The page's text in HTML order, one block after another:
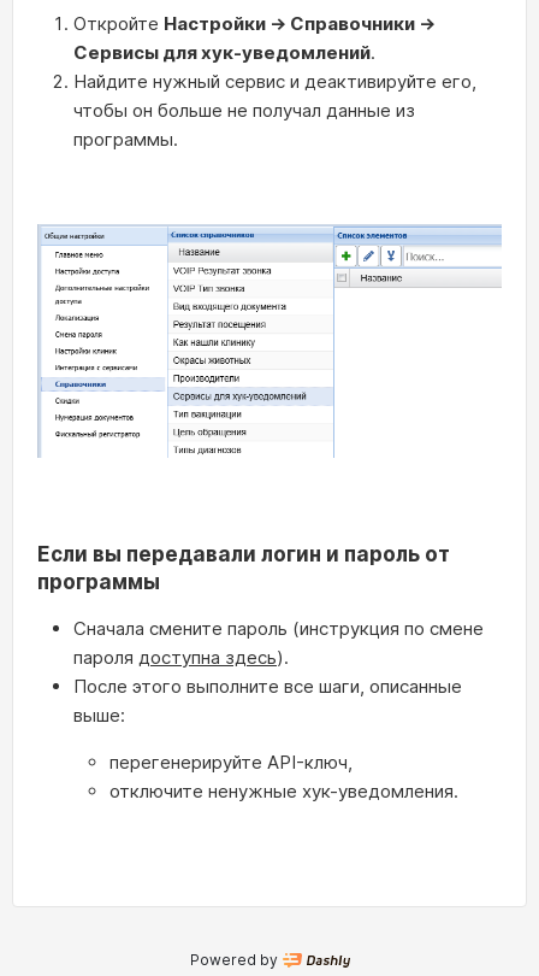
Откройте Настройки → Справочники →
Сервисы для хук-уведомлений.
Найдите нужный сервис и деактивируйте его,
чтобы он больше не получал данные из
программы.
Если вы передавали логин и пароль от
программы
Сначала смените пароль (инструкция по смене
пароля доступна здесь).
После этого выполните все шаги, описанные
выше:
перегенерируйте API-ключ,
отключите ненужные хук-уведомления.
Powered by